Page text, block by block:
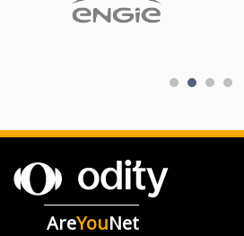
AreYouNet